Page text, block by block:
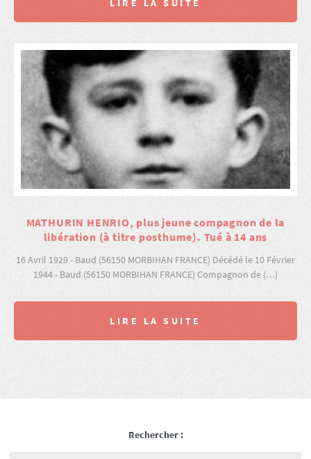
LIRE LA SUITE
MATHURIN HENRIO, plus jeune compagnon de la
libération (à titre posthume). Tué à 14 ans
16 Avril 1929 - Baud (56150 MORBIHAN FRANCE) Décédé le 10 Février
1944 - Baud (56150 MORBIHAN FRANCE) Compagnon de (…)
LIRE LA SUITE
Rechercher :